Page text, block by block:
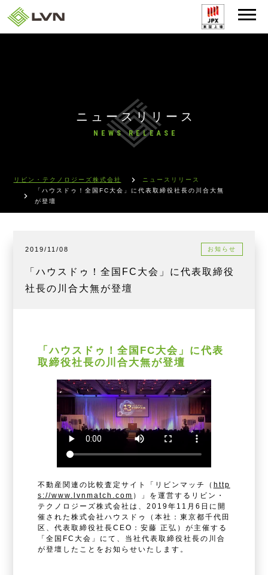
ニュースリリース
NEWS RELEASE
リビン・テクノロジーズ株式会社
ニュースリリース
「ハウスドゥ！全国FC大会」に代表取締役社長の川合大無
が登壇
「ハウスドゥ！全国FC大会」に代表取締役
社長の川合大無が登壇
2019/11/08 お知らせ
「ハウスドゥ！全国FC大会」に代表
取締役社長の川合大無が登壇
不動産関連の比較査定サイト「リビンマッチ（ http
s://www.lvnmatch.com ）」を運営するリビン・
テクノロジーズ株式会社は、2019年11月6日に開
催された株式会社ハウスドゥ（本社：東京都千代田
区、代表取締役社長CEO：安藤 正弘）が主催する
「全国FC大会」にて、当社代表取締役社長の川合
が登壇したことをお知らせいたします。